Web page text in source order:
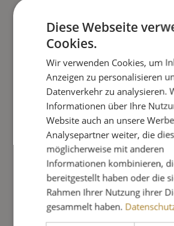
PANSEN-MIX GEWÜRFELT 1000G
4,60 €
Preise inkl. MwSt. zzgl.
Diese Webseite
Cookies.
Wir verwenden Cookies, um
Anzeigen zu personalisieren
Datenverkehr zu analysieren.
Informationen über Ihre
Website auch an unsere
Analysepartner weiter, die
möglicherweise mit anderen
Informationen kombinieren,
bereitgestellt haben oder die
Rahmen Ihrer Nutzung ihrer
gesammelt haben.